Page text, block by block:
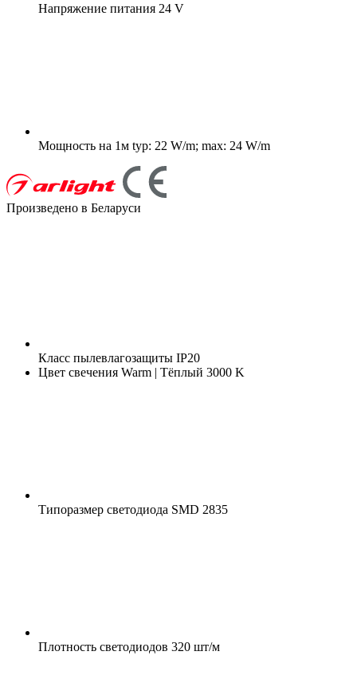
Напряжение питания 24 V
Мощность на 1м typ: 22 W/m; max: 24 W/m
Произведено в Беларуси
Класс пылевлагозащиты IP20
Цвет свечения Warm | Тёплый 3000 K
Типоразмер светодиода SMD 2835
Плотность светодиодов 320 шт/м